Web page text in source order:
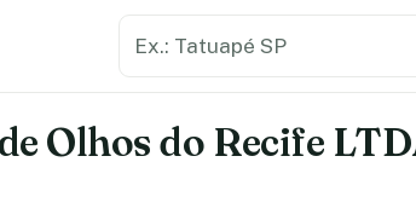
Olhos do Recife